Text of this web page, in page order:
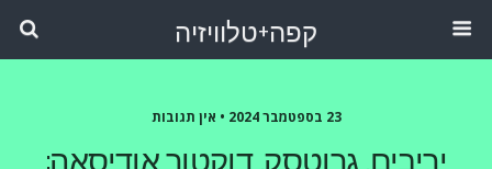
קפה+טלוויזיה
23 בספטמבר 2024 • אין תגובות
יריבים, גרוטסק, דוקטור אודיסאה: